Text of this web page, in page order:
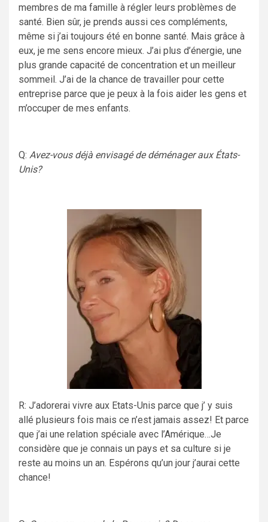
membres de ma famille à régler leurs problèmes de
santé. Bien sûr, je prends aussi ces compléments,
même si j’ai toujours été en bonne santé. Mais grâce à
eux, je me sens encore mieux. J’ai plus d’énergie, une
plus grande capacité de concentration et un meilleur
sommeil. J’ai de la chance de travailler pour cette
entreprise parce que je peux à la fois aider les gens et
m’occuper de mes enfants.
Q: Avez-vous déjà envisagé de déménager aux États-
Unis?
R: J’adorerai vivre aux Etats-Unis parce que j’ y suis
allé plusieurs fois mais ce n’est jamais assez! Et parce
que j’ai une relation spéciale avec l’Amérique…Je
considère que je connais un pays et sa culture si je
reste au moins un an. Espérons qu’un jour j’aurai cette
chance!